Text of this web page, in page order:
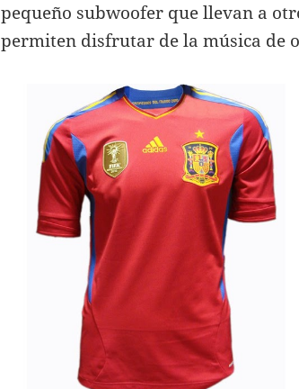
pequeño subwoofer que llevan a
permiten disfrutar de la música de